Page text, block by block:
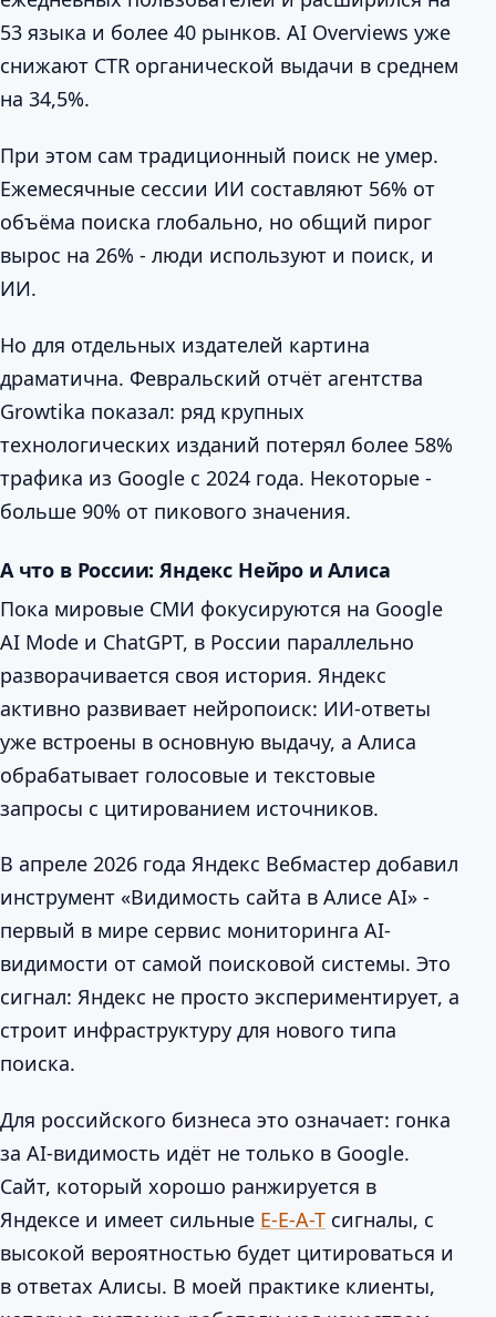
53 языка и более 40 рынков. AI Overviews уже
снижают CTR органической выдачи в среднем
на 34,5%.
При этом сам традиционный поиск не умер.
Ежемесячные сессии ИИ составляют 56% от
объёма поиска глобально, но общий пирог
вырос на 26% - люди используют и поиск, и
ИИ.
Но для отдельных издателей картина
драматична. Февральский отчёт агентства
Growtika показал: ряд крупных
технологических изданий потерял более 58%
трафика из Google с 2024 года. Некоторые -
больше 90% от пикового значения.
А что в России: Яндекс Нейро и Алиса
Пока мировые СМИ фокусируются на Google
AI Mode и ChatGPT, в России параллельно
разворачивается своя история. Яндекс
активно развивает нейропоиск: ИИ-ответы
уже встроены в основную выдачу, а Алиса
обрабатывает голосовые и текстовые
запросы с цитированием источников.
В апреле 2026 года Яндекс Вебмастер добавил
инструмент «Видимость сайта в Алисе AI» -
первый в мире сервис мониторинга AI-
видимости от самой поисковой системы. Это
сигнал: Яндекс не просто экспериментирует, а
строит инфраструктуру для нового типа
поиска.
Для российского бизнеса это означает: гонка
за AI-видимость идёт не только в Google.
Сайт, который хорошо ранжируется в
Яндексе и имеет сильные E-E-A-T сигналы, с
высокой вероятностью будет цитироваться и
в ответах Алисы. В моей практике клиенты,